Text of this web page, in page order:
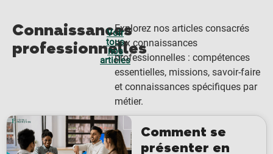
Connaissances
professionnelles
Voir
tous
nos
articles
Explorez nos articles consacrés
aux connaissances
professionnelles : compétences
essentielles, missions, savoir-faire
et connaissances spécifiques par
métier.
Comment se
présenter en